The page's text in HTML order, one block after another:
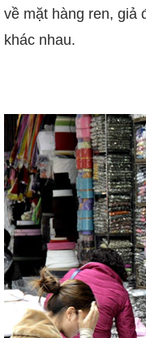
về mặt hàng ren, giả
khác nhau.